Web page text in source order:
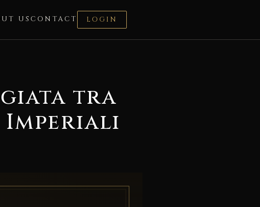
US CONTACT LOGIN
tra
Imperiali